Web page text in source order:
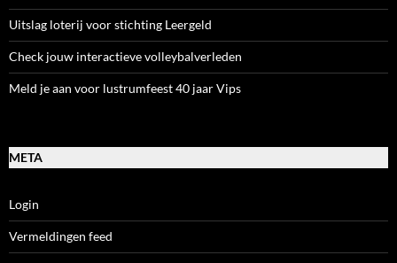
Uitslag loterij voor stichting Leergeld
Check jouw interactieve volleybalverleden
Meld je aan voor lustrumfeest 40 jaar Vips
META
Login
Vermeldingen feed